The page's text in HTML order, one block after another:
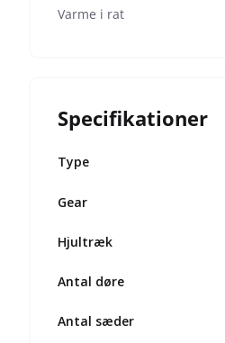
Varme i rat
Specifikationer
Type
Gear
Hjultræk
Antal døre
Antal sæder